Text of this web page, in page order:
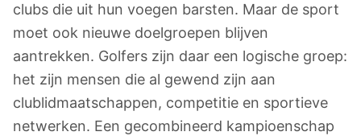
clubs die uit hun voegen barsten. Maar de sport
moet ook nieuwe doelgroepen blijven
aantrekken. Golfers zijn daar een logische groep:
het zijn mensen die al gewend zijn aan
clublidmaatschappen, competitie en sportieve
netwerken. Een gecombineerd kampioenschap